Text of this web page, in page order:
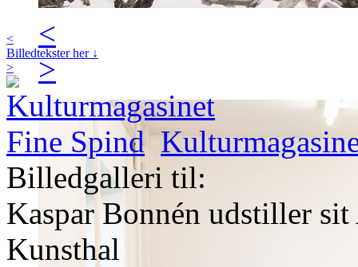
<
>
<
Billedtekster her ↓
>
Billedgalleri til:
Kaspar Bonnén udstiller
Kunsthal